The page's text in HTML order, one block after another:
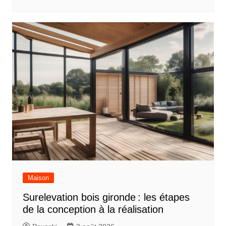
Maison
Surelevation bois gironde : les étapes
de la conception à la réalisation